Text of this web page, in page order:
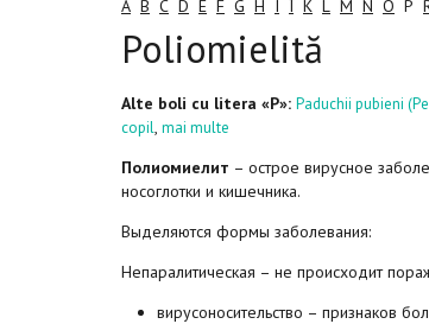
A B C D E F G H I Î K L M N O P
Poliomielită
Alte boli cu litera «P»: Paduchii pubieni
copil, mai multe
Полиомиелит – острое вирусное
носоглотки и кишечника.
Выделяются формы заболевания:
Непаралитическая – не происходит
вирусоносительство – признаков